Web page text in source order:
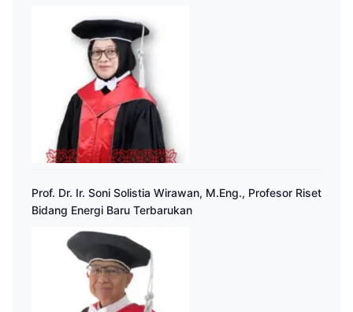
Prof. Dr. Ir. Soni Solistia Wirawan, M.Eng., Profesor Riset
Bidang Energi Baru Terbarukan